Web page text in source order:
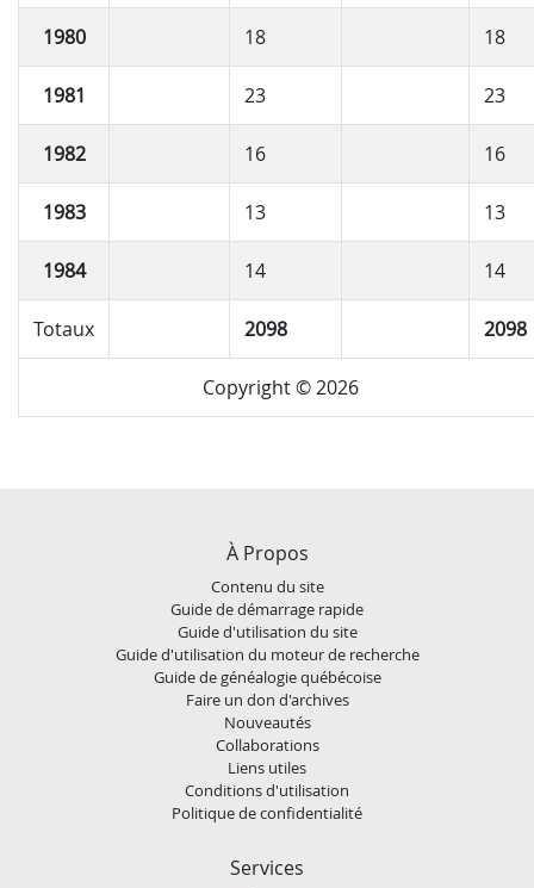
1980 18 18
1981 23 23
1982 16 16
1983 13 13
1984 14 14
Totaux 2098 2098
Copyright © 2026
À Propos
Contenu du site
Guide de démarrage rapide
Guide d'utilisation du site
Guide d'utilisation du moteur de recherche
Guide de généalogie québécoise
Faire un don d'archives
Nouveautés
Collaborations
Liens utiles
Conditions d'utilisation
Politique de confidentialité
Services